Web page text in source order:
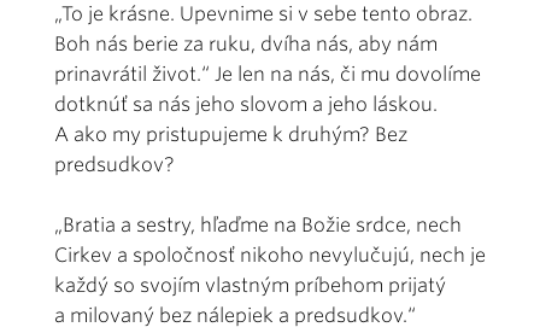
„To je krásne. Upevnime si v sebe tento obraz.
Boh nás berie za ruku, dvíha nás, aby nám
prinavrátil život.“ Je len na nás, či mu dovolíme
dotknúť sa nás jeho slovom a jeho láskou.
A ako my pristupujeme k druhým? Bez
predsudkov?
„Bratia a sestry, hľaďme na Božie srdce, nech
Cirkev a spoločnosť nikoho nevylučujú, nech je
každý so svojím vlastným príbehom prijatý
a milovaný bez nálepiek a predsudkov.“